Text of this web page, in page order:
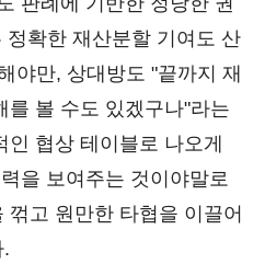
확한 재산분할 기여도 산
야만, 상대방도 "끝까지 재
를 볼 수도 있겠구나"라는
협상 테이블로 나오게
을 보여주는 것이야말로
고 원만한 타협을 이끌어